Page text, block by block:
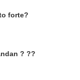
forte?
? ??